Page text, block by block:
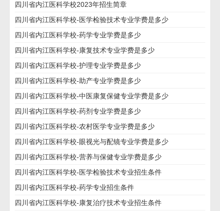
四川省内江医科学校2023年招生简章
四川省内江医科学校-医学检验技术专业学费是多少
四川省内江医科学校-药学专业学费是多少
四川省内江医科学校-康复技术专业学费是多少
四川省内江医科学校-护理专业学费是多少
四川省内江医科学校-助产专业学费是多少
四川省内江医科学校-中医康复保健专业学费是多少
四川省内江医科学校-药剂专业学费是多少
四川省内江医科学校-农村医学专业学费是多少
四川省内江医科学校-眼视光与配镜专业学费是多少
四川省内江医科学校-营养与保健专业学费是多少
四川省内江医科学校-医学检验技术专业招生条件
四川省内江医科学校-药学专业招生条件
四川省内江医科学校-康复治疗技术专业招生条件